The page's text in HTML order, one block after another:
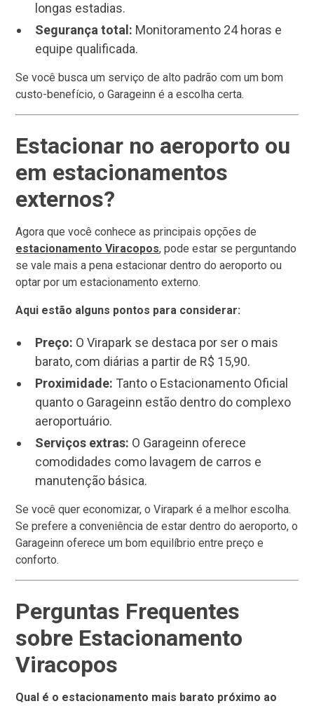
longas estadias.
Segurança total: Monitoramento 24 horas e
equipe qualificada.
Se você busca um serviço de alto padrão com um bom
custo-benefício, o Garageinn é a escolha certa.
Estacionar no aeroporto ou
em estacionamentos
externos?
Agora que você conhece as principais opções de
estacionamento Viracopos, pode estar se perguntando
se vale mais a pena estacionar dentro do aeroporto ou
optar por um estacionamento externo.
Aqui estão alguns pontos para considerar:
Preço: O Virapark se destaca por ser o mais
barato, com diárias a partir de R$ 15,90.
Proximidade: Tanto o Estacionamento Oficial
quanto o Garageinn estão dentro do complexo
aeroportuário.
Serviços extras: O Garageinn oferece
comodidades como lavagem de carros e
manutenção básica.
Se você quer economizar, o Virapark é a melhor escolha.
Se prefere a conveniência de estar dentro do aeroporto, o
Garageinn oferece um bom equilíbrio entre preço e
conforto.
Perguntas Frequentes
sobre Estacionamento
Viracopos
Qual é o estacionamento mais barato próximo ao